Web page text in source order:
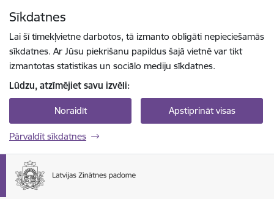
Sīkdatnes
Lai šī tīmekļvietne darbotos, tā izmanto obligāti nepieciešamās
sīkdatnes. Ar Jūsu piekrišanu papildus šajā vietnē var tikt
izmantotas statistikas un sociālo mediju sīkdatnes.
Lūdzu, atzīmējiet savu izvēli:
Noraidīt Apstiprināt visas
Pārvaldīt sīkdatnes